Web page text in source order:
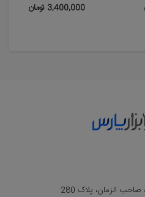
3,400,000 تومان
الزمان، پلاک 280